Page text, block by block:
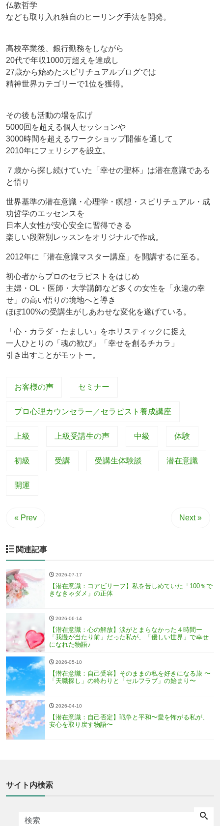
仏教哲学
なども取り入れ独自のヒーリング手法を開発。
高校卒業後、銀行勤務をしながら
20代で年収1000万超えを達成し
27歳から始めたスピリチュアルブログでは
精神世界カテゴリーで1位を獲得。
その後も活動の場を広げ
5000回を超える個人セッションや
3000時間を超えるワークショップ開催を通して
2010年にフェリシアを設立。
７歳から探し続けていた「幸せの聖杯」は潜在意識である
と悟り
世界基準の潜在意識・心理学・瞑想・スピリチュアル・成
功哲学のエッセンスを
日本人女性が安心安全に習得できる
楽しい段階別レッスンをオリジナルで作成。
2012年に「潜在意識マスター講座」を開講するに至る。
初心者からプロのセラピストをはじめ
主婦・OL・医師・大学講師など多くの女性を「永遠の幸
せ」の高い悟りの境地へと導き
ほぼ100%の受講生がしあわせな変化を遂げている。
「心・カラダ・たましい」をホリスティックに捉え
一人ひとりの「魂の歓び」「幸せを創るチカラ」
引き出すことがモットー。
お客様の声 セミナー
プロ心理カウンセラー／セラピスト養成講座
上級 上級受講生の声 中級 体験
初級 受講 受講生体験談 潜在意識
開運
« Prev Next »
関連記事
2026-07-17
【潜在意識：コアビリーフ】私を苦しめていた「100％で
きなきゃダメ」の正体
2026-06-14
【潜在意識：心の解放】涙がとまらなかった４時間ー
「我慢が当たり前」だった私が、「優しい世界」で幸せ
になれた物語♪
2026-05-10
【潜在意識：自己受容】そのままの私を好きになる旅 〜
「天職探し」の終わりと「セルフラブ」の始まり〜
2026-04-10
【潜在意識：自己否定】戦争と平和〜愛を怖がる私が、
安心を取り戻す物語〜
サイト内検索